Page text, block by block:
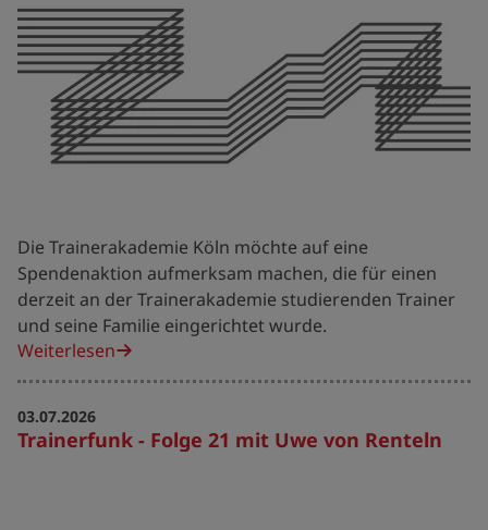
Die Trainerakademie Köln möchte auf eine
Spendenaktion aufmerksam machen, die für einen
derzeit an der Trainerakademie studierenden Trainer
und seine Familie eingerichtet wurde.
Weiterlesen
Trainerfunk - Folge 21 mit Uwe von Renteln
03.07.2026